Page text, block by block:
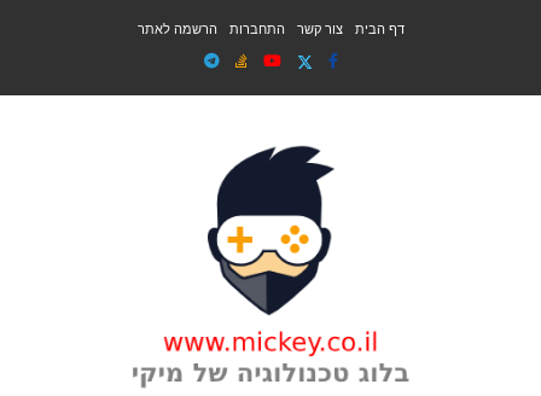
דף הבית צור קשר התחברות הרשמה לאתר